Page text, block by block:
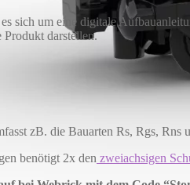
sich um eine digitale
darstellen.
zB. die Bauarten Rs, Rgs,
benötigt 2x den zweiachsigen